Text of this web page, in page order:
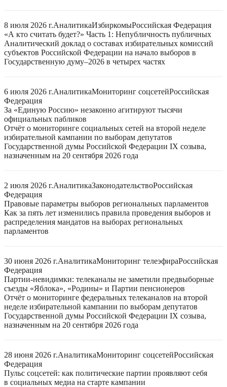
8 июля 2026 г.АналитикаИзбиркомыРоссийская Федерация
«А кто считать будет?» Часть 1: Непубличность публичных
Аналитический доклад о составах избирательных комиссий
субъектов Российской Федерации на начало выборов в
Государственную думу–2026 в четырех частях
6 июля 2026 г.АналитикаМониторинг соцсетейРоссийская
Федерация
За «Единую Россию» незаконно агитируют тысячи
официальных пабликов
Отчёт о мониторинге социальных сетей на второй неделе
избирательной кампании по выборам депутатов
Государственной думы Российской Федерации IX созыва,
назначенным на 20 сентября 2026 года
2 июля 2026 г.АналитикаЗаконодательствоРоссийская
Федерация
Правовые параметры выборов региональных парламентов
Как за пять лет изменились правила проведения выборов и
распределения мандатов на выборах региональных
парламентов
30 июня 2026 г.АналитикаМониторинг телеэфираРоссийская
Федерация
Партии-невидимки: телеканалы не заметили предвыборные
съезды «Яблока», «Родины» и Партии пенсионеров
Отчёт о мониторинге федеральных телеканалов на второй
неделе избирательной кампании по выборам депутатов
Государственной думы Российской Федерации IX созыва,
назначенным на 20 сентября 2026 года
28 июня 2026 г.АналитикаМониторинг соцсетейРоссийская
Федерация
Пульс соцсетей: как политические партии проявляют себя
в социальных медиа на старте кампании